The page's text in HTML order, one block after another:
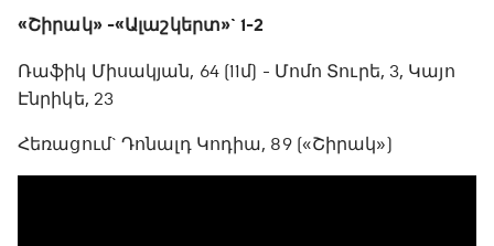
«Շիրակ» - «Ալաշկերտ»` 1-2
Ռաֆիկ Միսակյան, 64 (11մ) - Մոմո Տուրե, 3, Կայո
Էնրիկե, 23
Հեռացում` Դոնալդ Կոդիա, 89 («Շիրակ»)